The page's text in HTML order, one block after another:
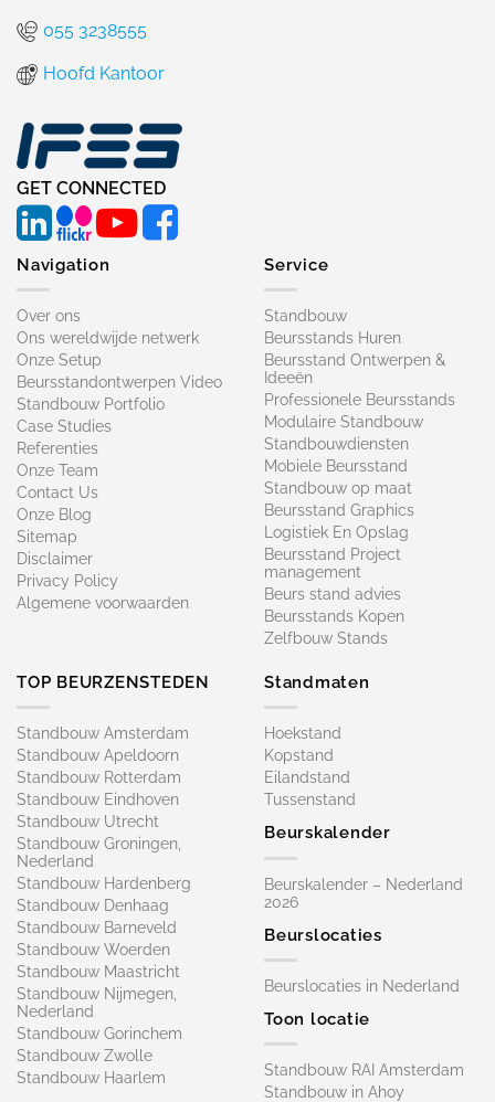
055 3238555
Hoofd Kantoor
GET CONNECTED
Navigation
Over ons
Ons wereldwijde netwerk
Onze Setup
Beursstandontwerpen Video
Standbouw Portfolio
Case Studies
Referenties
Onze Team
Contact Us
Onze Blog
Sitemap
Disclaimer
Privacy Policy
Algemene voorwaarden
Service
Standbouw
Beursstands Huren
Beursstand Ontwerpen &
Ideeën
Professionele Beursstands
Modulaire Standbouw
Standbouwdiensten
Mobiele Beursstand
Standbouw op maat​
Beursstand Graphics
Logistiek En Opslag
Beursstand Project
management
Beurs stand advies
Beursstands Kopen
Zelfbouw Stands
TOP BEURZENSTEDEN
Standbouw Amsterdam
Standbouw Apeldoorn
Standbouw Rotterdam
Standbouw Eindhoven
Standbouw Utrecht
Standbouw Groningen,
Nederland
Standbouw Hardenberg
Standbouw Denhaag
Standbouw Barneveld
Standbouw Woerden
Standbouw Maastricht
Standbouw Nijmegen,
Nederland
Standbouw Gorinchem
Standbouw Zwolle
Standbouw Haarlem
Standmaten
Hoekstand
Kopstand
Eilandstand
Tussenstand
Beurskalender
Beurskalender – Nederland
2026
Beurslocaties
Beurslocaties in Nederland
Toon locatie
Standbouw RAI Amsterdam
Standbouw in Ahoy